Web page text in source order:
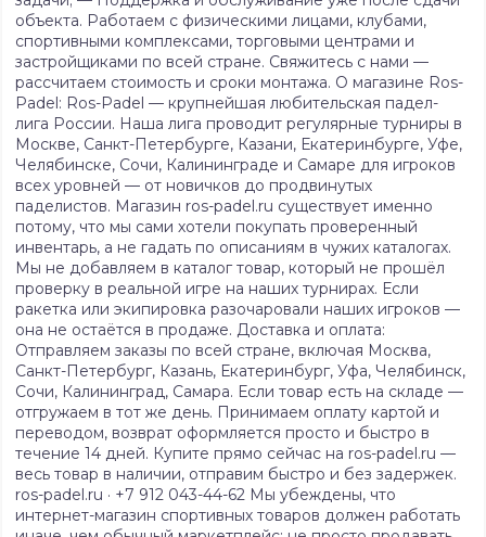
объекта. Работаем с физическими лицами, клубами,
спортивными комплексами, торговыми центрами и
застройщиками по всей стране. Свяжитесь с нами —
рассчитаем стоимость и сроки монтажа. О магазине Ros-
Padel: Ros-Padel — крупнейшая любительская падел-
лига России. Наша лига проводит регулярные турниры в
Москве, Санкт-Петербурге, Казани, Екатеринбурге, Уфе,
Челябинске, Сочи, Калининграде и Самаре для игроков
всех уровней — от новичков до продвинутых
паделистов. Магазин ros-padel.ru существует именно
потому, что мы сами хотели покупать проверенный
инвентарь, а не гадать по описаниям в чужих каталогах.
Мы не добавляем в каталог товар, который не прошёл
проверку в реальной игре на наших турнирах. Если
ракетка или экипировка разочаровали наших игроков —
она не остаётся в продаже. Доставка и оплата:
Отправляем заказы по всей стране, включая Москва,
Санкт-Петербург, Казань, Екатеринбург, Уфа, Челябинск,
Сочи, Калининград, Самара. Если товар есть на складе —
отгружаем в тот же день. Принимаем оплату картой и
переводом, возврат оформляется просто и быстро в
течение 14 дней. Купите прямо сейчас на ros-padel.ru —
весь товар в наличии, отправим быстро и без задержек.
ros-padel.ru · +7 912 043-44-62 Мы убеждены, что
интернет-магазин спортивных товаров должен работать